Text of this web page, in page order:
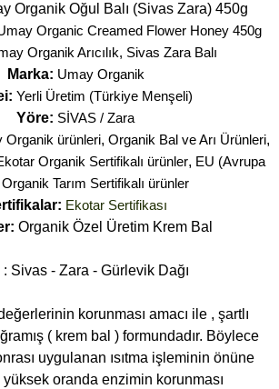
Organik Oğul Balı (Sivas Zara) 450g
Organic Creamed Flower Honey 450g
Organik Arıcılık, Sivas Zara Balı
Marka: Umay Organik
Yerli Üretim (Türkiye Menşeli)
Yöre: SİVAS / Zara
Organik ürünleri, Organik Bal ve Arı Ürünleri,
Organik Sertifikalı ürünler, EU (Avrupa
Tarım Sertifikalı ürünler
Ekotar Sertifikası
Organik Özel Üretim Krem Bal
: Sivas - Zara - Gürlevik Dağı
korunması amacı ile , şartlı
( krem bal ) formundadır. Böylece
uygulanan ısıtma işleminin önüne
oranda enzimin korunması